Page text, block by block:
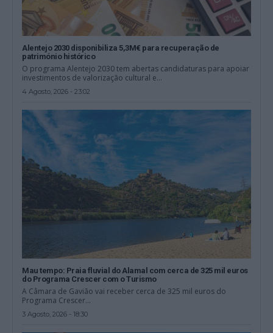
Alentejo 2030 disponibiliza 5,3M€ para recuperação de
património histórico
O programa Alentejo 2030 tem abertas candidaturas para apoiar
investimentos de valorização cultural e...
4 Agosto, 2026 - 23:02
Mau tempo: Praia fluvial do Alamal com cerca de 325 mil euros
do Programa Crescer com o Turismo
A Câmara de Gavião vai receber cerca de 325 mil euros do
Programa Crescer...
3 Agosto, 2026 - 18:30